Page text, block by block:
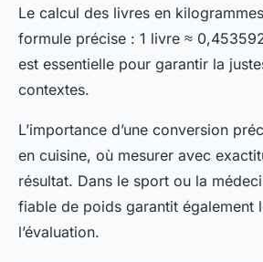
Le calcul des livres en
formule précise : 1 livre ≈
est essentielle pour garantir la
contextes.
L’importance d’une conversion
en cuisine, où mesurer avec
résultat. Dans le sport ou la
fiable de poids garantit également
l’évaluation.